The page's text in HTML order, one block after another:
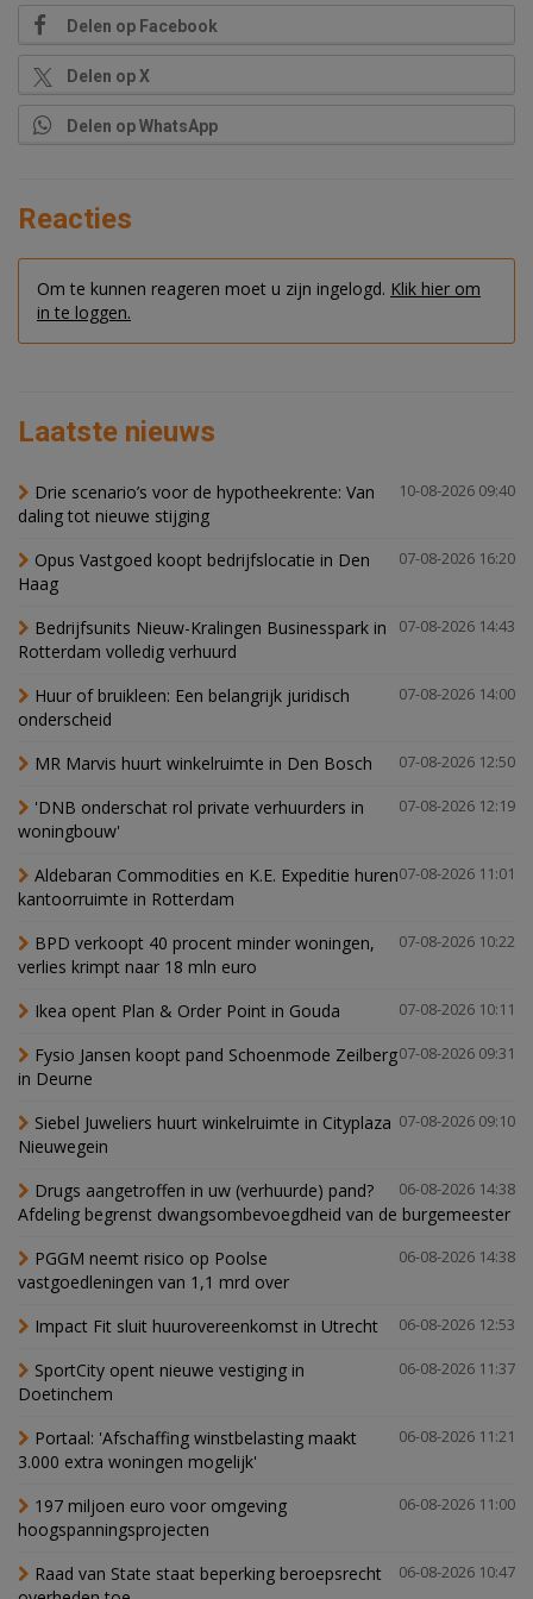
Delen op Facebook
Delen op X
Delen op WhatsApp
Reacties
Om te kunnen reageren moet u zijn ingelogd. Klik hier om
in te loggen.
Laatste nieuws
10-08-2026 09:40
Drie scenario’s voor de hypotheekrente: Van
daling tot nieuwe stijging
07-08-2026 16:20
Opus Vastgoed koopt bedrijfslocatie in Den
Haag
07-08-2026 14:43
Bedrijfsunits Nieuw-Kralingen Businesspark in
Rotterdam volledig verhuurd
07-08-2026 14:00
Huur of bruikleen: Een belangrijk juridisch
onderscheid
07-08-2026 12:50
MR Marvis huurt winkelruimte in Den Bosch
07-08-2026 12:19
'DNB onderschat rol private verhuurders in
woningbouw'
07-08-2026 11:01
Aldebaran Commodities en K.E. Expeditie huren
kantoorruimte in Rotterdam
07-08-2026 10:22
BPD verkoopt 40 procent minder woningen,
verlies krimpt naar 18 mln euro
07-08-2026 10:11
Ikea opent Plan & Order Point in Gouda
07-08-2026 09:31
Fysio Jansen koopt pand Schoenmode Zeilberg
in Deurne
07-08-2026 09:10
Siebel Juweliers huurt winkelruimte in Cityplaza
Nieuwegein
06-08-2026 14:38
Drugs aangetroffen in uw (verhuurde) pand?
Afdeling begrenst dwangsombevoegdheid van de burgemeester
06-08-2026 14:38
PGGM neemt risico op Poolse
vastgoedleningen van 1,1 mrd over
06-08-2026 12:53
Impact Fit sluit huurovereenkomst in Utrecht
06-08-2026 11:37
SportCity opent nieuwe vestiging in
Doetinchem
06-08-2026 11:21
Portaal: 'Afschaffing winstbelasting maakt
3.000 extra woningen mogelijk'
06-08-2026 11:00
197 miljoen euro voor omgeving
hoogspanningsprojecten
06-08-2026 10:47
Raad van State staat beperking beroepsrecht